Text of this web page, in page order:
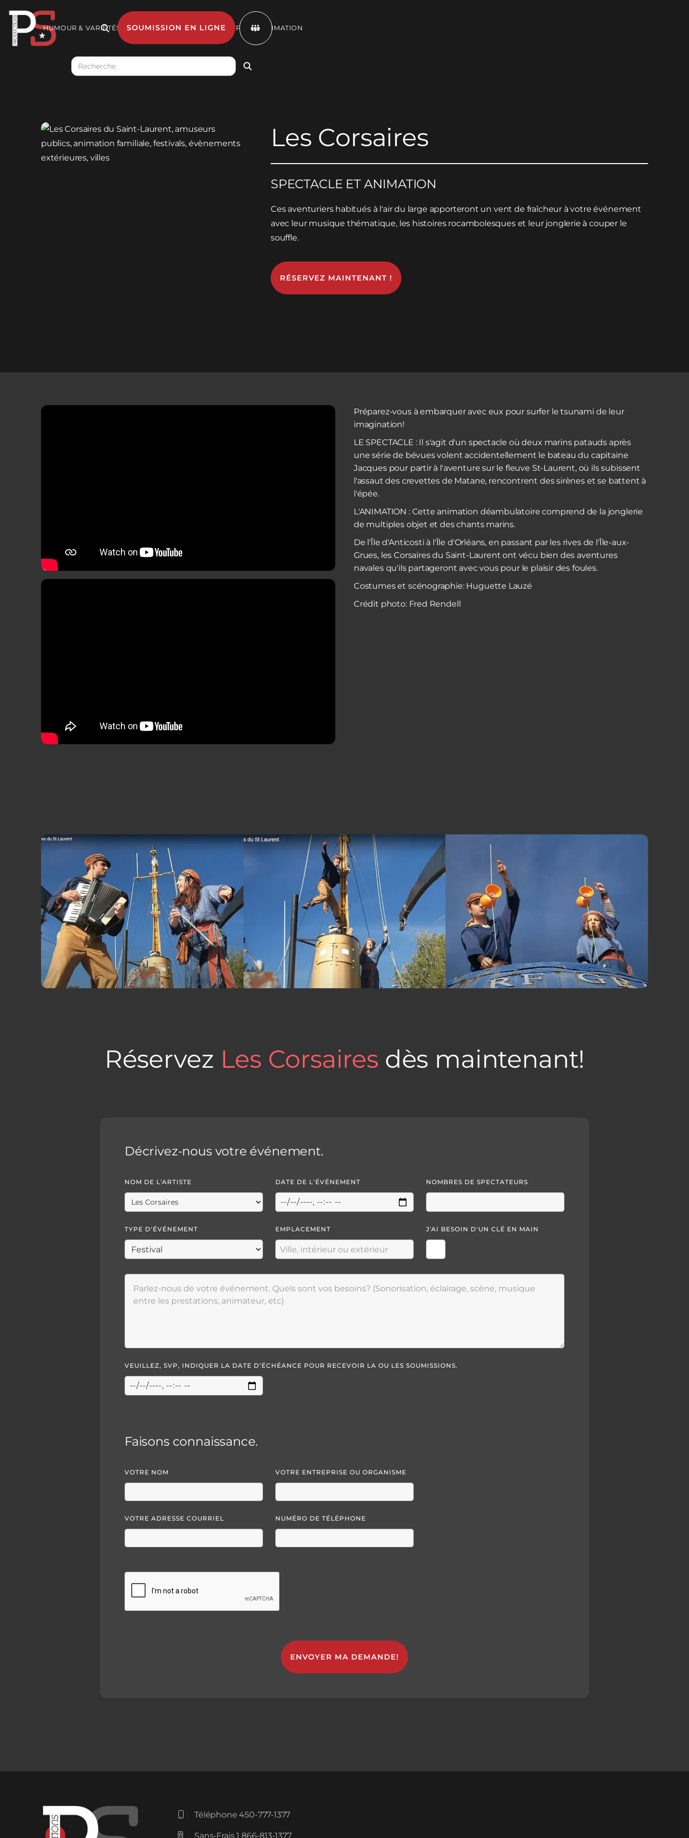
HUMOUR & VARIÉTÉS MUSIQUE GESTION ET PROGRAMMATION
 SOUMISSION EN LIGNE 
Les Corsaires
SPECTACLE ET ANIMATION
Ces aventuriers habitués à l'air du large apporteront un vent de fraîcheur à votre événement
avec leur musique thématique, les histoires rocambolesques et leur jonglerie à couper le
souffle.
RÉSERVEZ MAINTENANT !
Préparez-vous à embarquer avec eux pour surfer le tsunami de leur
imagination!
LE SPECTACLE : Il s'agit d'un spectacle où deux marins patauds après
une série de bévues volent accidentellement le bateau du capitaine
Jacques pour partir à l'aventure sur le fleuve St-Laurent, où ils subissent
l'assaut des crevettes de Matane, rencontrent des sirènes et se battent à
l'épée.
L'ANIMATION : Cette animation déambulatoire comprend de la jonglerie
de multiples objet et des chants marins.
De l'Île d'Anticosti à l'Île d'Orléans, en passant par les rives de l'Île-aux-
Grues, les Corsaires du Saint-Laurent ont vécu bien des aventures
navales qu'ils partageront avec vous pour le plaisir des foules.
Costumes et scénographie: Huguette Lauzé
Crédit photo: Fred Rendell
Réservez Les Corsaires dès maintenant!
Décrivez-nous votre événement.
NOM DE L'ARTISTE DATE DE L'ÉVÉNEMENT NOMBRES DE SPECTATEURS
TYPE D'ÉVÉNEMENT EMPLACEMENT J'AI BESOIN D'UN CLÉ EN MAIN
VEUILLEZ, SVP, INDIQUER LA DATE D’ÉCHÉANCE POUR RECEVOIR LA OU LES SOUMISSIONS.
Faisons connaissance.
VOTRE NOM VOTRE ENTREPRISE OU ORGANISME
VOTRE ADRESSE COURRIEL NUMÉRO DE TÉLÉPHONE
Téléphone 450-777-1377
 Sans-Frais 1 866-813-1377